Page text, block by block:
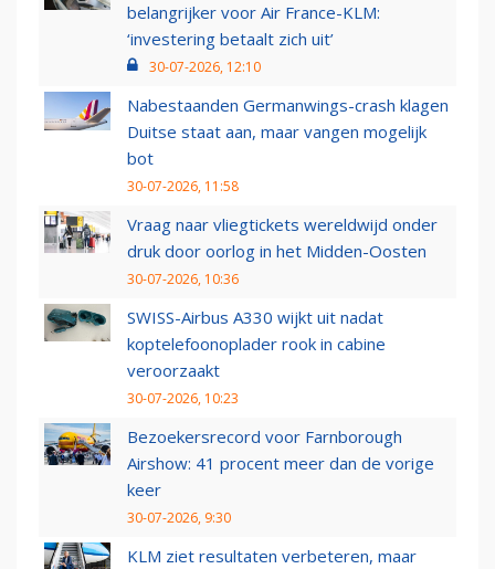
belangrijker voor Air France-KLM:
‘investering betaalt zich uit’
30-07-2026, 12:10
Nabestaanden Germanwings-crash klagen
Duitse staat aan, maar vangen mogelijk
bot
30-07-2026, 11:58
Vraag naar vliegtickets wereldwijd onder
druk door oorlog in het Midden-Oosten
30-07-2026, 10:36
SWISS-Airbus A330 wijkt uit nadat
koptelefoonoplader rook in cabine
veroorzaakt
30-07-2026, 10:23
Bezoekersrecord voor Farnborough
Airshow: 41 procent meer dan de vorige
keer
30-07-2026, 9:30
KLM ziet resultaten verbeteren, maar